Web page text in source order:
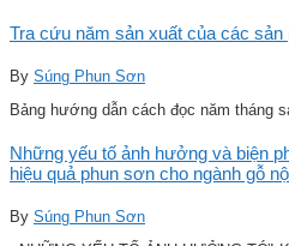
Tra cứu năm sản xuất của các sản
By Súng Phun Sơn
Bảng hướng dẫn cách đọc năm tháng
Những yếu tố ảnh hưởng và biện
hiệu quả phun sơn cho ngành gỗ
By Súng Phun Sơn